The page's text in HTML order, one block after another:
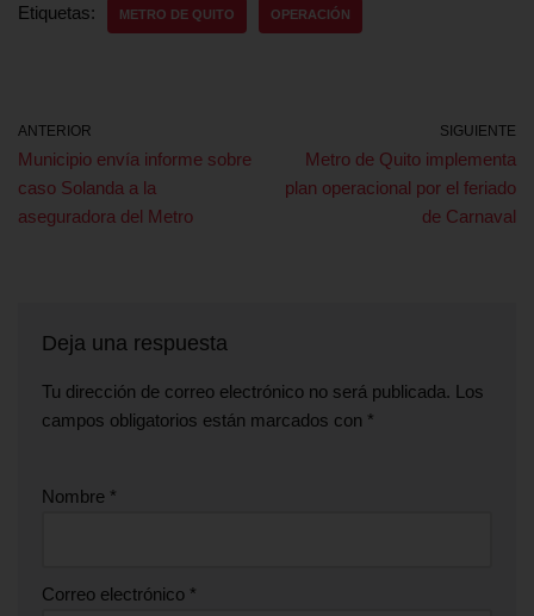
Etiquetas: METRO DE QUITO OPERACIÓN
ANTERIOR
Municipio envía informe sobre
caso Solanda a la
aseguradora del Metro
SIGUIENTE
Metro de Quito implementa
plan operacional por el feriado
de Carnaval
Deja una respuesta
Tu dirección de correo electrónico no será publicada. Los
campos obligatorios están marcados con *
Nombre *
Correo electrónico *